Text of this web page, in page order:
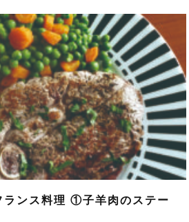
ランス料理 ①子羊肉のステー